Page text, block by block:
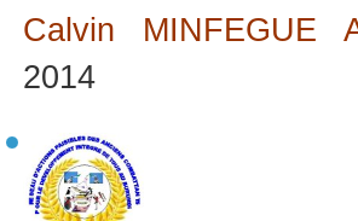
Calvin MINFEGUE
2014